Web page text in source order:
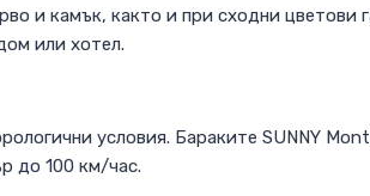
и камък, както и при сходни цветови
или хотел.
условия. Бараките SUNNY
до 100 км/час.